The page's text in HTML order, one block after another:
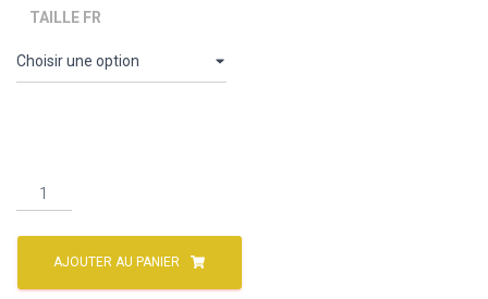
TAILLE FR
AJOUTER AU PANIER